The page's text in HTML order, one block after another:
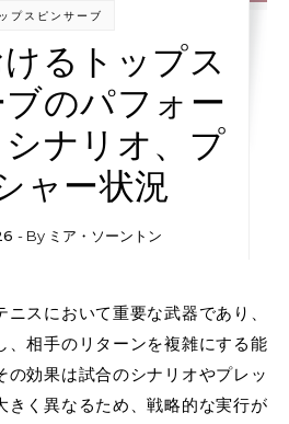
プスピンサーブ
るトップス
のパフォー
ナリオ、プ
ャー状況
- By ミア・ソーントン
ニスにおいて重要な武器であり、
、相手のリターンを複雑にする能
の効果は試合のシナリオやプレッ
きく異なるため、戦略的な実行が